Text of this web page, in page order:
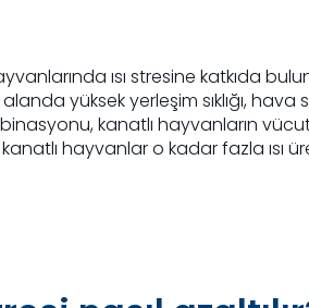
ısı stresine katkıda
yüksek yerleşim sıklığı, hava
kanatlı hayvanların vücut
hayvanlar o kadar fazla ısı